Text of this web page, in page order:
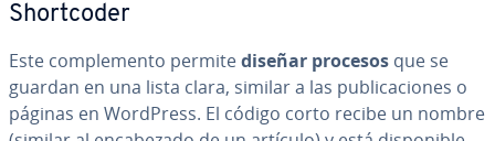
Sho­r­t­co­der
Este co­m­ple­me­n­to permitediseñar procesos que se
guardan en una lista clara, similar a las pu­bli­ca­cio­nes o
páginas en WordPress. El código corto recibe un nombre